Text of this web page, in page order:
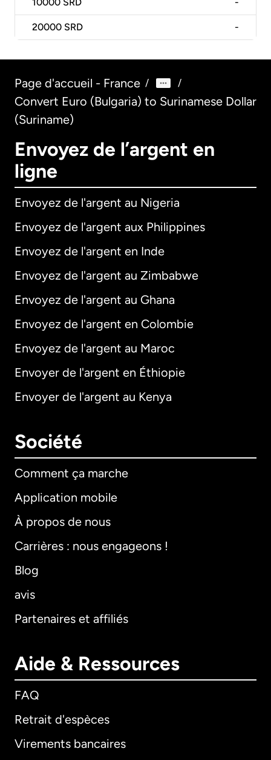
10000 SRD -
20000 SRD -
Page d'accueil - France / /
Convert Euro (Bulgaria) to Surinamese Dollar
(Suriname)
Envoyez de l’argent en
ligne
Envoyez de l'argent au Nigeria
Envoyez de l'argent aux Philippines
Envoyez de l'argent en Inde
Envoyez de l'argent au Zimbabwe
Envoyez de l'argent au Ghana
Envoyez de l'argent en Colombie
Envoyez de l'argent au Maroc
Envoyer de l'argent en Éthiopie
Envoyer de l'argent au Kenya
Société
Comment ça marche
Application mobile
À propos de nous
Carrières : nous engageons !
Blog
avis
Partenaires et affiliés
Aide & Ressources
FAQ
Retrait d'espèces
Virements bancaires